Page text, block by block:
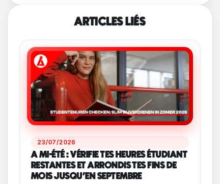
ARTICLES LIÉS
23/07/2026
A MI-ÉTÉ : VÉRIFIE TES HEURES ÉTUDIANT
RESTANTES ET ARRONDIS TES FINS DE
MOIS JUSQU'EN SEPTEMBRE